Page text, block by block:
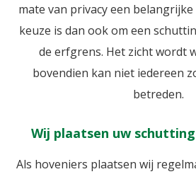
mate van privacy een
keuze is dan ook om een
de erfgrens. Het zicht wordt
bovendien kan niet iedereen
betreden.
Wij plaatsen uw
Als hoveniers plaatsen wij
Projectbestrating